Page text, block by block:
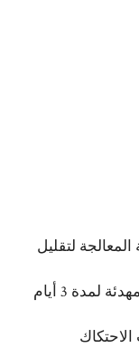
لتقليل
ضعي جل الصبار أو الكريمات المهدئة لمدة 3 أيام